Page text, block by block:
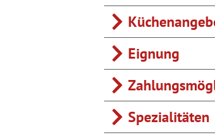
Eignung
Spezialitäten